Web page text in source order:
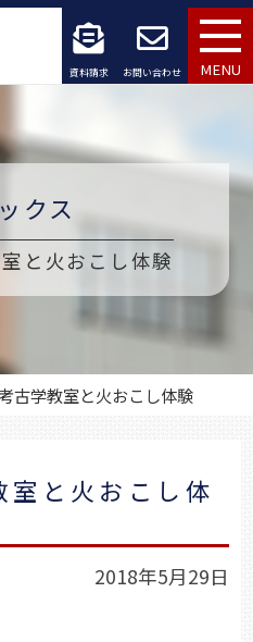
資料請求 お問い合わせ MENU
クス
と火おこし体験
古学教室と火おこし体験
室と火おこし体
2018年5月29日